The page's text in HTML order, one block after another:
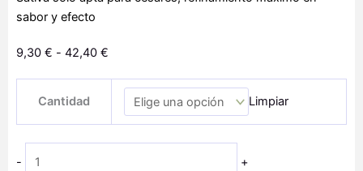
sabor y efecto
9,30 € - 42,40 €
precios:
desde
9,30 €
Cantidad Limpiar
-
Laude
cantidad
+